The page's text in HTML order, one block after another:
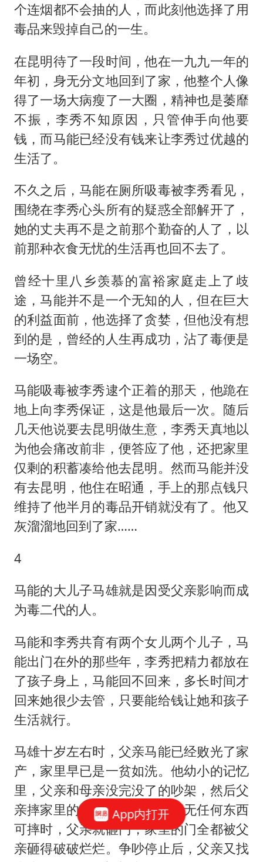
个连烟都不会抽的人，而此刻他选择了用
毒品来毁掉自己的一生。
在昆明待了一段时间，他在一九九一年的
年初，身无分文地回到了家，他整个人像
得了一场大病瘦了一大圈，精神也是萎靡
不振，李秀不知原因，只管伸手向他要
钱，而马能已经没有钱来让李秀过优越的
生活了。
不久之后，马能在厕所吸毒被李秀看见，
围绕在李秀心头所有的疑惑全部解开了，
她的丈夫再不是之前那个勤奋的人了，以
前那种衣食无忧的生活再也回不去了。
曾经十里八乡羡慕的富裕家庭走上了歧
途，马能并不是一个无知的人，但在巨大
的利益面前，他选择了贪婪，但他没有想
到的是，曾经的人生再成功，沾了毒便是
一场空。
马能吸毒被李秀逮个正着的那天，他跪在
地上向李秀保证，这是他最后一次。随后
几天他说要去昆明做生意，李秀天真地以
为他会痛改前非，便答应了他，还把家里
仅剩的积蓄凑给他去昆明。然而马能并没
有去昆明，他住在昭通，手上的那点钱只
维持了他半月的毒品开销就没有了。他又
灰溜溜地回到了家……
4
马能的大儿子马雄就是因受父亲影响而成
为毒二代的人。
马能和李秀共育有两个女儿两个儿子，马
能出门在外的那些年，李秀把精力都放在
了孩子身上，马能回不回来，多长时间才
回来她很少去管，只要能给钱让她和孩子
生活就行。
马雄十岁左右时，父亲马能已经败光了家
产，家里早已是一贫如洗。他幼小的记忆
里，父亲和母亲没完没了的吵架，然后父
亲摔家里的东西，摔到最后再无任何东西
可摔时，父亲就砸门，家里的门全都被父
亲砸得破破烂烂。争吵停止后，父亲又找
App内打开